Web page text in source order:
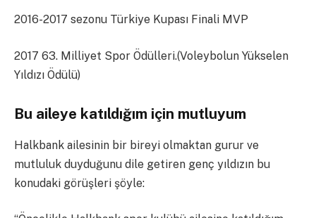
2016-2017 sezonu Türkiye Kupası Finali MVP
2017 63. Milliyet Spor Ödülleri.(Voleybolun Yükselen
Yıldızı Ödülü)
Bu aileye katıldığım için mutluyum
Halkbank ailesinin bir bireyi olmaktan gurur ve
mutluluk duyduğunu dile getiren genç yıldızın bu
konudaki görüşleri şöyle: